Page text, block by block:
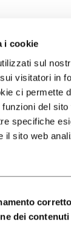
i cookie
sul
visitatori in
ci permette
del
specifiche
il sito web
dei contenuti